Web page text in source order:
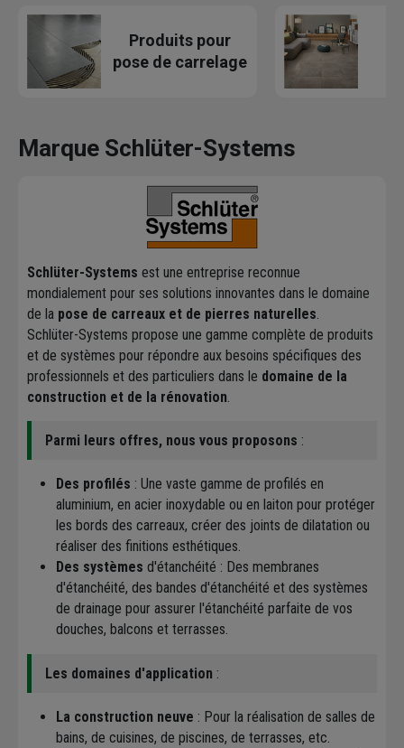
Produits pour
pose de carrelage
Marque Schlüter-Systems
Schlüter-Systems est une entreprise reconnue
mondialement pour ses solutions innovantes dans le domaine
de la pose de carreaux et de pierres naturelles.
Schlüter-Systems propose une gamme complète de produits
et de systèmes pour répondre aux besoins spécifiques des
professionnels et des particuliers dans le domaine de la
construction et de la rénovation.
Parmi leurs offres, nous vous proposons :
Des profilés : Une vaste gamme de profilés en
aluminium, en acier inoxydable ou en laiton pour protéger
les bords des carreaux, créer des joints de dilatation ou
réaliser des finitions esthétiques.
Des systèmes d'étanchéité : Des membranes
d'étanchéité, des bandes d'étanchéité et des systèmes
de drainage pour assurer l'étanchéité parfaite de vos
douches, balcons et terrasses.
Les domaines d'application :
La construction neuve : Pour la réalisation de salles de
bains, de cuisines, de piscines, de terrasses, etc.